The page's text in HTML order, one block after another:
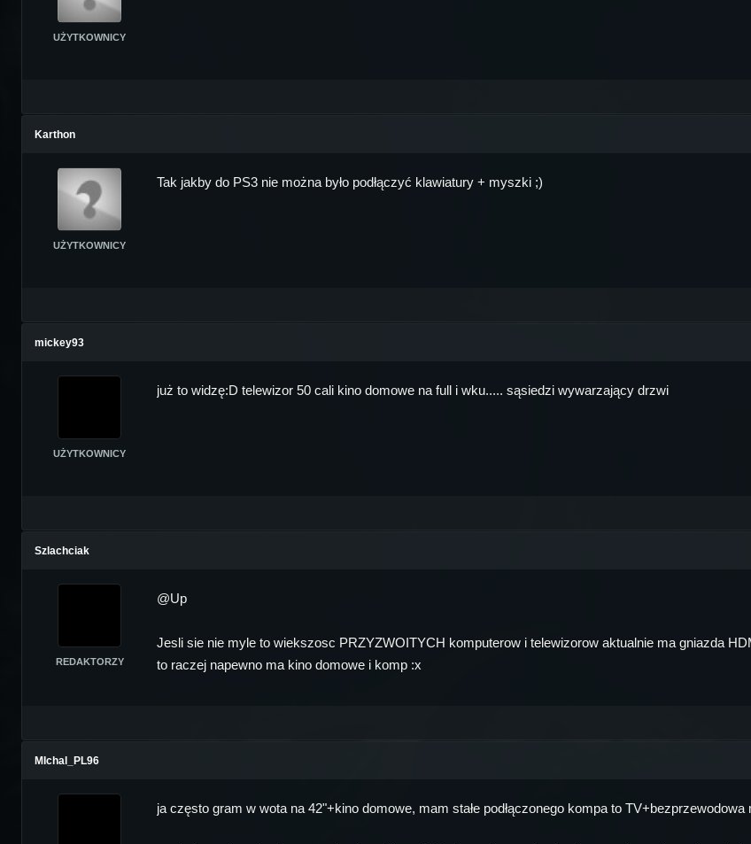
UŻYTKOWNICY
Karthon
UŻYTKOWNICY
Tak jakby do PS3 nie można było podłączyć klawiatury + myszki ;)
mickey93
UŻYTKOWNICY
już to widzę:D telewizor 50 cali kino domowe na full i wku..... sąsiedzi wywarzający drzwi
Szlachciak
REDAKTORZY
@Up
Jesli sie nie myle to wiekszosc PRZYZWOITYCH komputerow i telewizorow aktualnie ma gniazda
to raczej napewno ma kino domowe i komp :x
MIchal_PL96
ja często gram w wota na 42"+kino domowe, mam stałe podłączonego kompa to